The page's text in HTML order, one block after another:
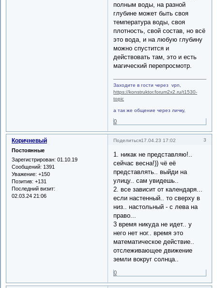
полным воды, на разной
глубине может быть своя
температура воды, своя
плотность, свой состав, но всё
это вода, и на любую глубину
можно спустится и
действовать там, это и есть
магический перепросмотр.
Заходите в гости через vpn,
https://konstruktor.forum2x2.ru/t1530-
topic
а так же общение через личку,
0
Поделиться 3
17.04.23 17:02
Коричневый
Постоянные
Зарегистрирован: 01.10.19
Сообщений: 1391
Уважение: +150
Позитив: +131
Последний визит:
02.03.24 21:06
1. никак не представляю!..
сейчас весна!)) чё её
представлять.. выйди на
улицу.. сам увидешь..
2. все зависит от календаря...
если настенный.. то сверху в
низ.. настольный - с лева на
право...
3 время никуда не идет.. у
него нет ног.. время это
математическое действие..
отслеживающее движение
земли вокруг солнца..
0